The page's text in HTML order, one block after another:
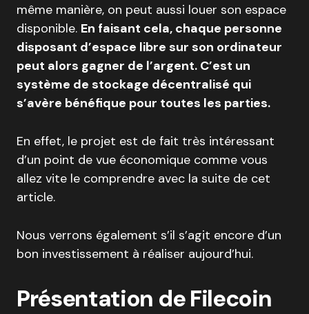
même manière, on peut aussi louer son espace
disponible. En faisant cela, chaque personne
disposant d’espace libre sur son ordinateur
peut alors gagner de l’argent. C’est un
système de stockage décentralisé qui
s’avère bénéfique pour toutes les parties.
En effet, le projet est de fait très intéressant
d’un point de vue économique comme vous
allez vite le comprendre avec la suite de cet
article.
Nous verrons également s’il s’agit encore d’un
bon investissement à réaliser aujourd’hui.
Présentation de Filecoin